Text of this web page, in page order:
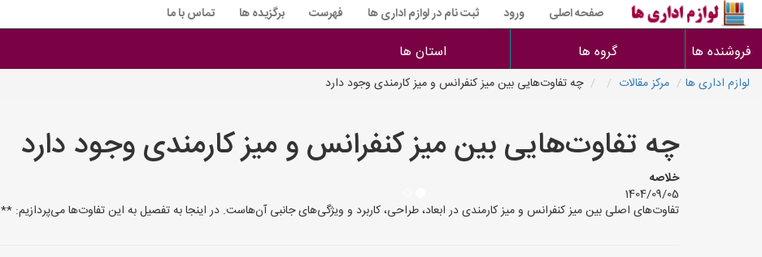
صفحه اصلی ورود ثبت نام در لوازم اداری ها فهرست برگزیده ها تماس با ما
فروشنده ها گروه ها استان ها
لوازم اداری ها مرکز مقالات چه تفاوت‌هایی بین میز کنفرانس و میز کارمندی وجود دارد
چه تفاوت‌هایی بین میز کنفرانس و میز کارمندی وجود دارد
خلاصه
1404/09/05
تفاوت‌های اصلی بین میز کنفرانس و میز کارمندی در ابعاد، طراحی، کاربرد و ویژگی‌های جانبی آن‌هاست. در اینجا به تفصیل به این تفاوت‌ها می‌پردازیم: **1. ابعاد و اندازه:** * **میز